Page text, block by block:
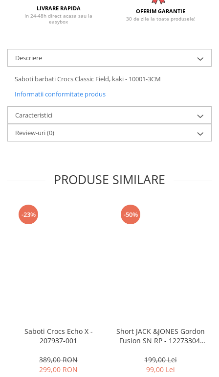
LIVRARE RAPIDA
In 24-48h direct acasa sau la
easybox
OFERIM GARANTIE
30 de zile la toate produsele!
Descriere
Saboti barbati Crocs Classic Field, kaki - 10001-3CM
Informatii conformitate produs
Caracteristici
Review-uri(0)
PRODUSE SIMILARE
-23%
Saboti Crocs Echo X -
207937-001
389,00 RON
299,00 RON
-50%
Short JACK &JONES Gordon
Fusion SN RP - 12273304-
199,00 Lei
99,00 Lei